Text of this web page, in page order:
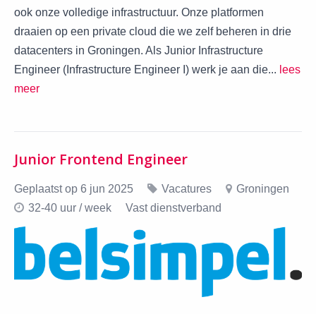
ook onze volledige infrastructuur. Onze platformen
draaien op een private cloud die we zelf beheren in drie
datacenters in Groningen. Als Junior Infrastructure
Engineer (Infrastructure Engineer I) werk je aan die... lees
meer
Junior Frontend Engineer
Geplaatst op 6 jun 2025 Vacatures
Groningen
32-40 uur / week
Vast dienstverband